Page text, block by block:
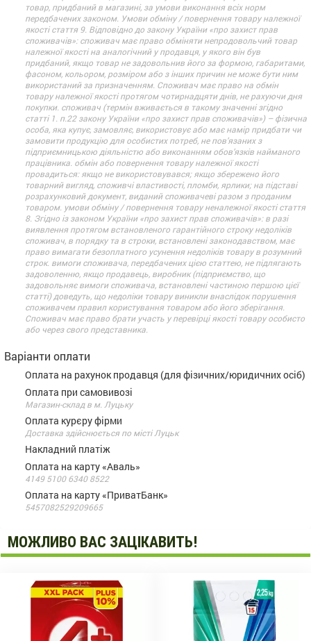
товар, придбаний в магазині, за умови виконання всіх норм
передбачених законом. Умови обміну / повернення товару належної
якості стаття 9. Відповідно до закону України «про захист прав
споживачів»: споживач має право обміняти непродовольчий товар
належної якості на аналогічний у продавця, у якого він був
придбаний, якщо товар не задовольнив його за формою, габаритами,
фасоном, кольором, розміром або з інших причин не може бути ним
використаний за призначенням. Споживач має право на обмін
товару належної якості протягом чотирнадцяти днів, не рахуючи дня
покупки. споживач (термін вживається в такому значенні згідно
статті 1. п.22 закону України «про захист прав споживачів») – фізична
особа, яка купує, замовляє, використовує або має намір придбати чи
замовити продукцію для особистих потреб, не пов’язаних з
підприємницькою діяльністю або виконанням обов’язків найманого
працівника. обмін або повернення товару належної якості
провадиться: якщо не використовувався; якщо збережено його
товарний вигляд, споживчі властивості, пломби, ярлики; на підставі
розрахунковий документ, виданий споживачеві разом з проданим
товаром. умови обміну / повернення товару неналежної якості стаття
8. Згідно із законом України «про захист прав споживачів»: в разі
виявлення протягом встановленого гарантійного строку недоліків
споживач, в порядку та в строки, встановлені законодавством, має
право вимагати безоплатного усунення недоліків товару в розумний
строк. вимоги споживача, передбачених цією статтею, не підлягають
задоволенню, якщо продавець, виробник (підприємство, що
задовольняє вимоги споживача, встановлені частиною першою цієї
статті) доведуть, що недоліки товару виникли внаслідок порушення
споживачем правил користування товаром або його зберігання.
Споживач має право брати участь у перевірці якості товару особисто
або через свого представника.
Варіанти оплати
Оплата на рахунок продавця (для фізичних/юридичних осіб)
Оплата при самовивозі
Магазин-склад в м. Луцьку
Оплата курєру фірми
Доставка здійснюється по місті Луцьк
Накладний платіж
Оплата на карту «Аваль»
4149 5100 6340 8522
Оплата на карту «ПриватБанк»
5457082529209665
МОЖЛИВО ВАС ЗАЦІКАВИТЬ!